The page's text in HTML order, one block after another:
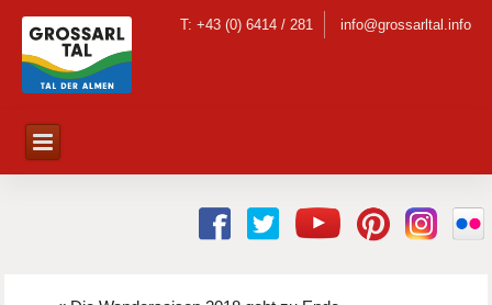
T: +43 (0) 6414 / 281 info@grossarltal.info